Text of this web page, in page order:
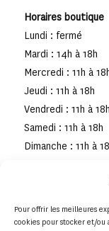
Pour offrir les meilleures
cookies pour stocker et/ou
Horaires boutique
Lundi : fermé
Mardi : 14h à 18h
Mercredi : 11h à
Jeudi : 11h à 18h
Vendredi : 11h à 18h
Samedi : 11h à 18h
Dimanche : 11h à